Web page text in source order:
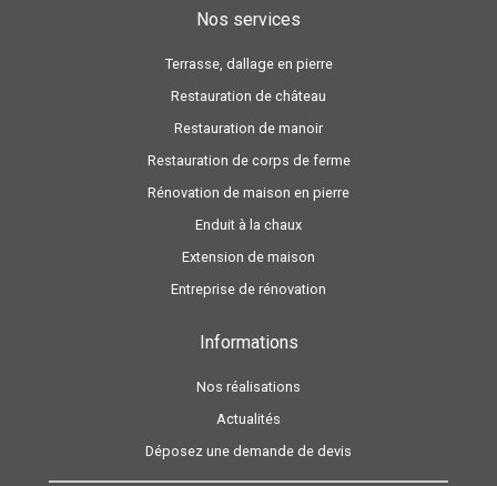
Nos services
Terrasse, dallage en pierre
Restauration de château
Restauration de manoir
Restauration de corps de ferme
Rénovation de maison en pierre
Enduit à la chaux
Extension de maison
Entreprise de rénovation
Informations
Nos réalisations
Actualités
Déposez une demande de devis